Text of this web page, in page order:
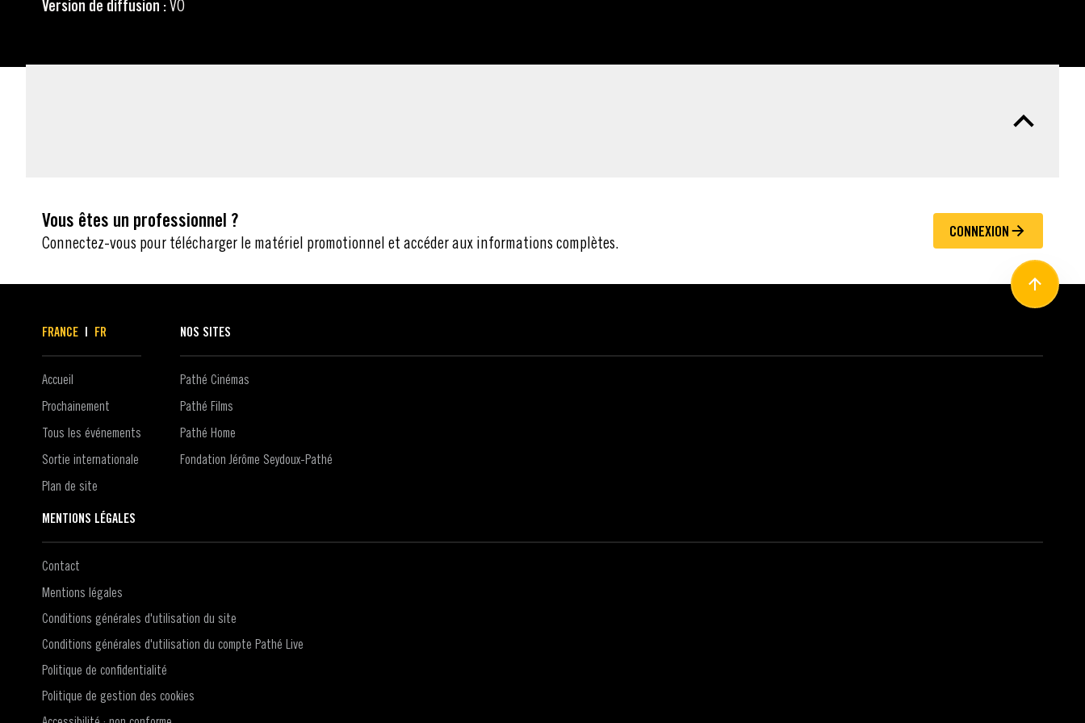
Version de diffusion :VO
Vous êtes un professionnel ?
Connectez-vous pour télécharger le matériel promotionnel et accéder aux informations complètes.
CONNEXION
FRANCE | FR
Accueil
Prochainement
Tous les événements
Sortie internationale
Plan de site
NOS SITES
Pathé Cinémas
Pathé Films
Pathé Home
Fondation Jérôme Seydoux-Pathé
MENTIONS LÉGALES
Contact
Mentions légales
Conditions générales d'utilisation du site
Conditions générales d'utilisation du compte Pathé Live
Politique de confidentialité
Politique de gestion des cookies